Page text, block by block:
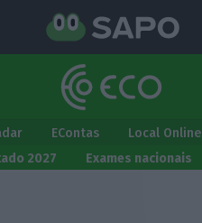
EContas Local Online
2027 Exames nacionais